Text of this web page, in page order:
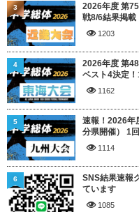
2026年度 第
戦8/6結果掲載
1203
3
2026年度 第
ベスト4決定
1162
4
速報！2026年
分県開催） 1
1114
5
SNS結果速報
ています
1085
6